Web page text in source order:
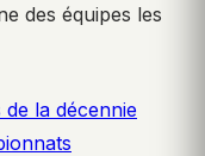
des équipes les
la décennie